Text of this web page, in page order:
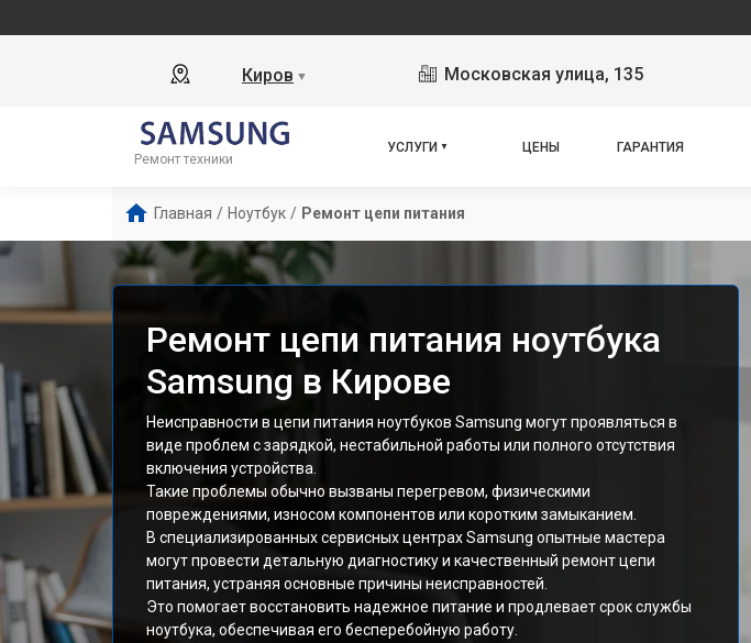
Киров ▼ Московская улица, 135
Ремонт техники
УСЛУГИ ЦЕНЫ ГАРАНТИЯ
Главная / Ноутбук / Ремонт цепи питания
Ремонт цепи питания ноутбука
Samsung в Кирове
Неисправности в цепи питания ноутбуков Samsung могут проявляться в
виде проблем с зарядкой, нестабильной работы или полного отсутствия
включения устройства.
Такие проблемы обычно вызваны перегревом, физическими
повреждениями, износом компонентов или коротким замыканием.
В специализированных сервисных центрах Samsung опытные мастера
могут провести детальную диагностику и качественный ремонт цепи
питания, устраняя основные причины неисправностей.
Это помогает восстановить надежное питание и продлевает срок службы
ноутбука, обеспечивая его бесперебойную работу.